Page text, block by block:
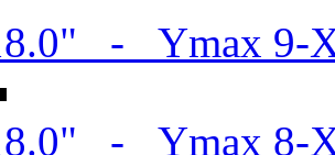
- Ymax 9-
- Ymax 8-